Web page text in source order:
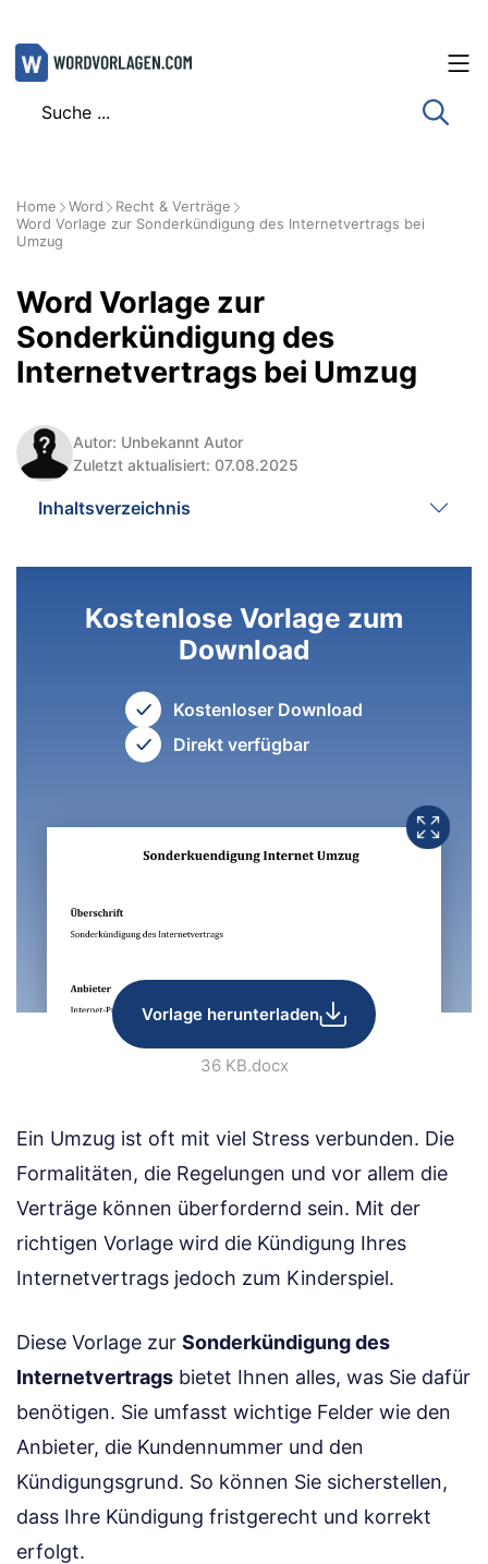
Zum
Inhalt
Home Word
Recht & Verträge
Word Vorlage zur Sonderkündigung des Internetvertrags bei
Umzug
Word Vorlage zur
Sonderkündigung des
Internetvertrags bei Umzug
Autor: Unbekannt Autor
Zuletzt aktualisiert: 07.08.2025
Inhaltsverzeichnis
Kostenlose Vorlage zum
Download
Kostenloser Download
Direkt verfügbar
Vorlage herunterladen
36 KB.docx
Ein Umzug ist oft mit viel Stress verbunden. Die
Formalitäten, die Regelungen und vor allem die
Verträge können überfordernd sein. Mit der
richtigen Vorlage wird die Kündigung Ihres
Internetvertrags jedoch zum Kinderspiel.
Diese Vorlage zur Sonderkündigung des
Internetvertrags bietet Ihnen alles, was Sie dafür
benötigen. Sie umfasst wichtige Felder wie den
Anbieter, die Kundennummer und den
Kündigungsgrund. So können Sie sicherstellen,
dass Ihre Kündigung fristgerecht und korrekt
erfolgt.